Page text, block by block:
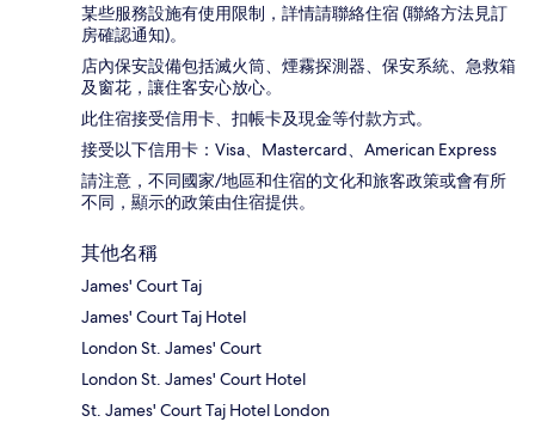
某些服務設施有使用限制，詳情請聯絡住宿 (聯絡方法見訂
房確認通知)。
店內保安設備包括滅火筒、煙霧探測器、保安系統、急救箱
及窗花，讓住客安心放心。
此住宿接受信用卡、扣帳卡及現金等付款方式。
接受以下信用卡：Visa、Mastercard、American Express
請注意，不同國家/地區和住宿的文化和旅客政策或會有所
不同，顯示的政策由住宿提供。
其他名稱
James' Court Taj
James' Court Taj Hotel
London St. James' Court
London St. James' Court Hotel
St. James' Court Taj Hotel London